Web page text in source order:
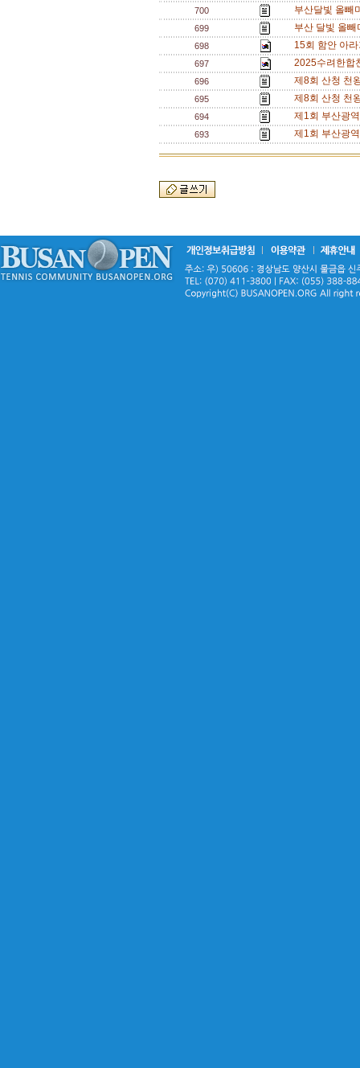
700 부산달빛 올빼
699 부산 달빛 올
698 15회 함안 아
697 2025수려한합
696 제8회 산청 천
695 제8회 산청 천
694 제1회 부산광
693 제1회 부산광